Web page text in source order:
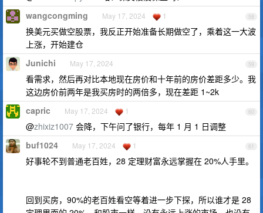
58
wangcongming May 17, 2024 1
换美元买做空股票，我反正开始准备长期做空了，乘着这一大波
上涨，开始建仓
59
Junichi May 17, 2024
看需求，然后再对比本地现在房价和十年前的房价差距多少。我
这边房价前两年是我买房时的两倍多，现在差距 1~2k
60
capric May 17, 2024 1
@zhixiz1007 会降，下午问了银行，每年 1 月 1 日调整
61
buf1024 May 17, 2024 1
好事轮不到普通老百姓，28 定理财富永远掌握在 20%人手里。
回到买房，90%的老百姓看空等着进一步下探，所以谁才是 28